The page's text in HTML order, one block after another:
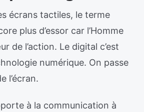
écrans tactiles, le terme
plus d’essor car l’Homme
de l’action. Le digital c’est
numérique. On passe
l’écran.
à la communication à